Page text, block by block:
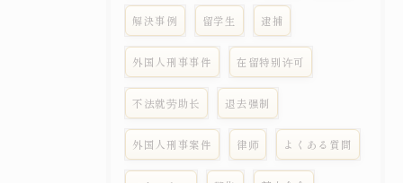
解決事例 留学生 逮捕
外国人刑事事件 在留特别许可
不法就劳助长 退去强制
外国人刑事案件 律师 よくある質問